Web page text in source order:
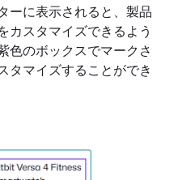
ーに表示されると、製品
カスタマイズできるよう
色のボックスでマークさ
タマイズすることができ